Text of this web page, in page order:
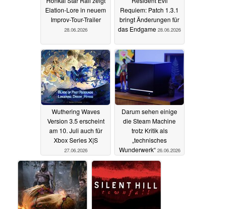
Elation-Lore in neuem
Improv-Tour-Trailer
28.06.2026
Requiem: Patch 1.3.1
bringt Änderungen für
das Endgame 28.06.2026
Wuthering Waves
Version 3.5 erscheint
am 10. Juli auch für
Xbox Series X|S
27.06.2026
Darum sehen einige
die Steam Machine
trotz Kritik als
„technisches
Wunderwerk“ 26.06.2026